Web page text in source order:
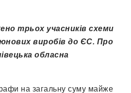
трьох учасників схеми
виробів до ЄС. Про
обласна
на загальну суму майже